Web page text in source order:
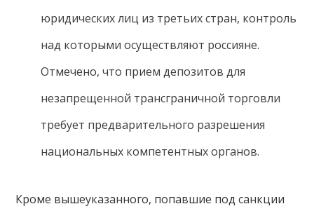
юридических лиц из третьих стран, контроль
над которыми осуществляют россияне.
Отмечено, что прием депозитов для
незапрещенной трансграничной торговли
требует предварительного разрешения
национальных компетентных органов.
Кроме вышеуказанного, попавшие под санкции